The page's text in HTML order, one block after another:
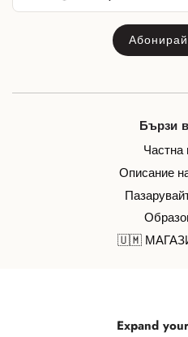
Бързи
Частна
Описание
🇺🇲
всичко, свързано със
Expand